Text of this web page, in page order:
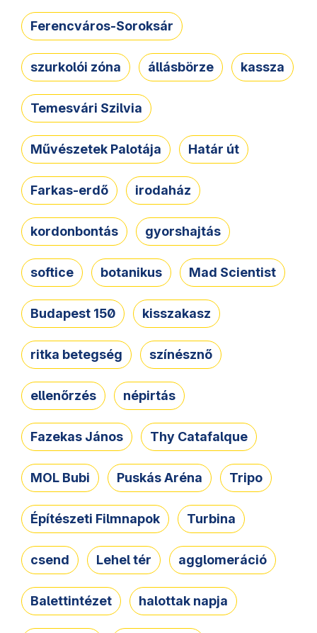
Ferencváros-Soroksár
szurkolói zóna állásbörze kassza
Temesvári Szilvia
Művészetek Palotája Határ út
Farkas-erdő irodaház
kordonbontás gyorshajtás
softice botanikus Mad Scientist
Budapest 150 kisszakasz
ritka betegség színésznő
ellenőrzés népirtás
Fazekas János Thy Catafalque
MOL Bubi Puskás Aréna Tripo
Építészeti Filmnapok Turbina
csend Lehel tér agglomeráció
Balettintézet halottak napja